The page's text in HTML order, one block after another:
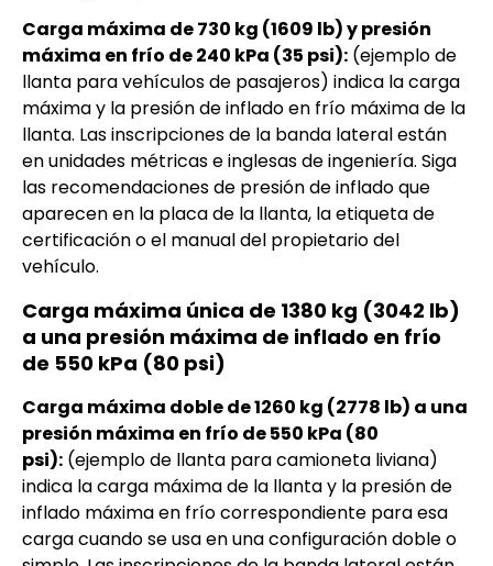
Carga máxima de 730 kg (1609 lb) y presión
máxima en frío de 240 kPa (35 psi): (ejemplo de
llanta para vehículos de pasajeros) indica la carga
máxima y la presión de inflado en frío máxima de la
llanta. Las inscripciones de la banda lateral están
en unidades métricas e inglesas de ingeniería. Siga
las recomendaciones de presión de inflado que
aparecen en la placa de la llanta, la etiqueta de
certificación o el manual del propietario del
vehículo.
Carga máxima única de 1380 kg (3042 lb)
a una presión máxima de inflado en frío
de 550 kPa (80 psi)
Carga máxima doble de 1260 kg (2778 lb) a una
presión máxima en frío de 550 kPa (80
psi): (ejemplo de llanta para camioneta liviana)
indica la carga máxima de la llanta y la presión de
inflado máxima en frío correspondiente para esa
carga cuando se usa en una configuración doble o